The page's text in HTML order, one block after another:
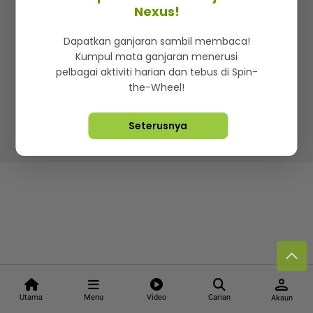
Utama Menu Video Carian
person
Akaun
Iklan di SMG360
Terma & Syarat Dasar Privasi
Lebih hot, viral dan sensasi
Hakcipta Terpelihara ©2026. Star Media Group Berhad
Nexus!
Dapatkan ganjaran sambil membaca!
Kumpul mata ganjaran menerusi
pelbagai aktiviti harian dan tebus di Spin-
the-Wheel!
Seterusnya